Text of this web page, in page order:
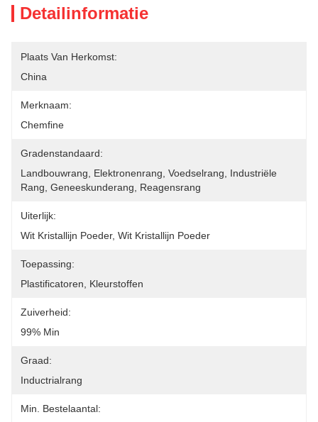
Detailinformatie
Plaats Van Herkomst:
China
Merknaam:
Chemfine
Gradenstandaard:
Landbouwrang, Elektronenrang, Voedselrang, Industriële
Rang, Geneeskunderang, Reagensrang
Uiterlijk:
Wit Kristallijn Poeder, Wit Kristallijn Poeder
Toepassing:
Plastificatoren, Kleurstoffen
Zuiverheid:
99% Min
Graad:
Inductrialrang
Min. Bestelaantal: